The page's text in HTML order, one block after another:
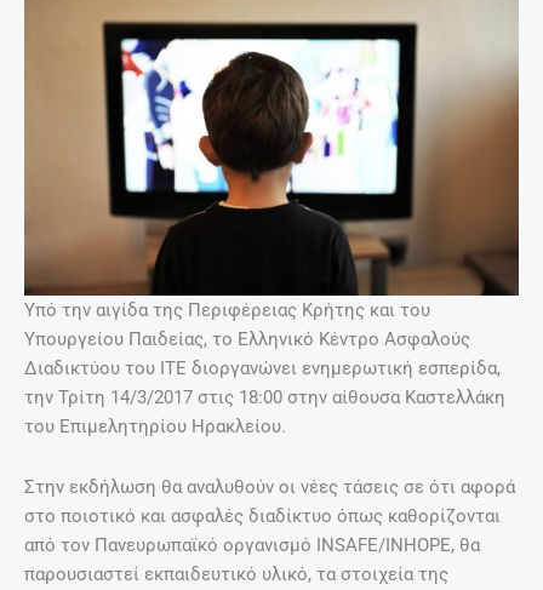
Υπό την αιγίδα της Περιφέρειας Κρήτης και του
Υπουργείου Παιδείας, το Ελληνικό Κέντρο Ασφαλούς
Διαδικτύου του ΙΤΕ διοργανώνει ενημερωτική εσπερίδα,
την Τρίτη 14/3/2017 στις 18:00 στην αίθουσα Καστελλάκη
του Επιμελητηρίου Ηρακλείου.
Στην εκδήλωση θα αναλυθούν οι νέες τάσεις σε ότι αφορά
στο ποιοτικό και ασφαλές διαδίκτυο όπως καθορίζονται
από τον Πανευρωπαϊκό οργανισμό INSAFE/INHOPE, θα
παρουσιαστεί εκπαιδευτικό υλικό, τα στοιχεία της